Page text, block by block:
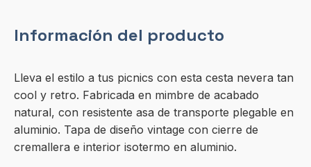
Información del producto
Lleva el estilo a tus picnics con esta cesta nevera tan
cool y retro. Fabricada en mimbre de acabado
natural, con resistente asa de transporte plegable en
aluminio. Tapa de diseño vintage con cierre de
cremallera e interior isotermo en aluminio.